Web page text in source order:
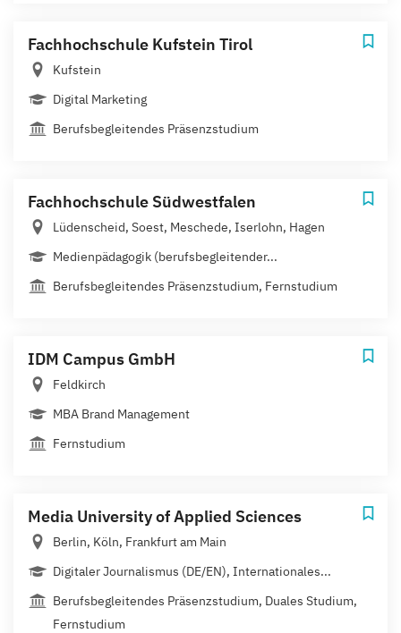
Fachhochschule Kufstein Tirol
Kufstein
Digital Marketing
Berufsbegleitendes Präsenzstudium
Fachhochschule Südwestfalen
Lüdenscheid, Soest, Meschede, Iserlohn, Hagen
Medienpädagogik (berufsbegleitender...
Berufsbegleitendes Präsenzstudium, Fernstudium
IDM Campus GmbH
Feldkirch
MBA Brand Management
Fernstudium
Media University of Applied Sciences
Berlin, Köln, Frankfurt am Main
Digitaler Journalismus (DE/EN), Internationales...
Berufsbegleitendes Präsenzstudium, Duales Studium,
Fernstudium